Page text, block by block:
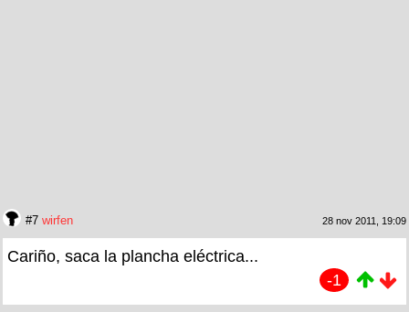
#7 wirfen 28 nov 2011, 19:09
Cariño, saca la plancha eléctrica...
-1